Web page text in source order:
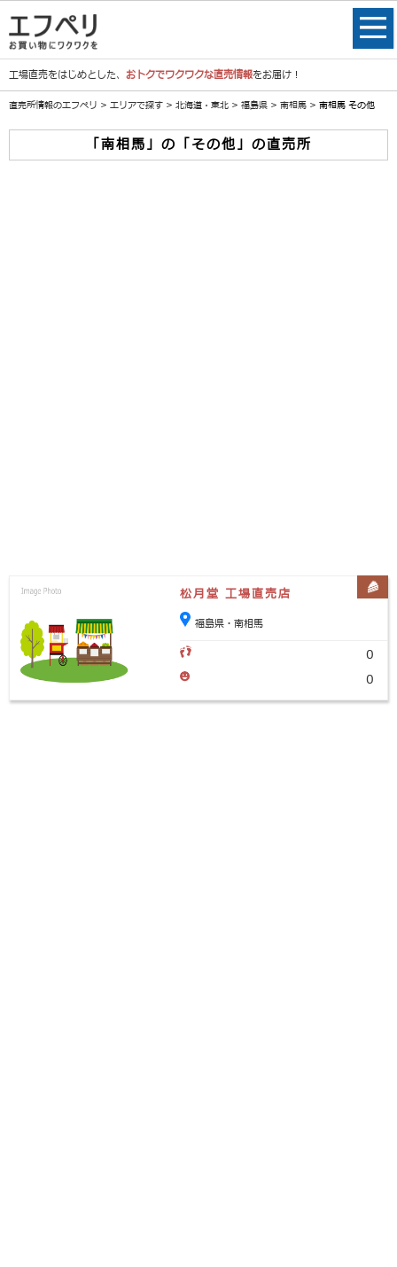
工場直売をはじめとした、 おトクでワクワクな直売情報をお届け！
直売所情報のエフペリ > エリアで探す > 北海道・東北 > 福島県 > 南相馬 > 南相馬 その他
「南相馬」の「その他」の直売所
松月堂 工場直売店
福島県・南相馬
0
0